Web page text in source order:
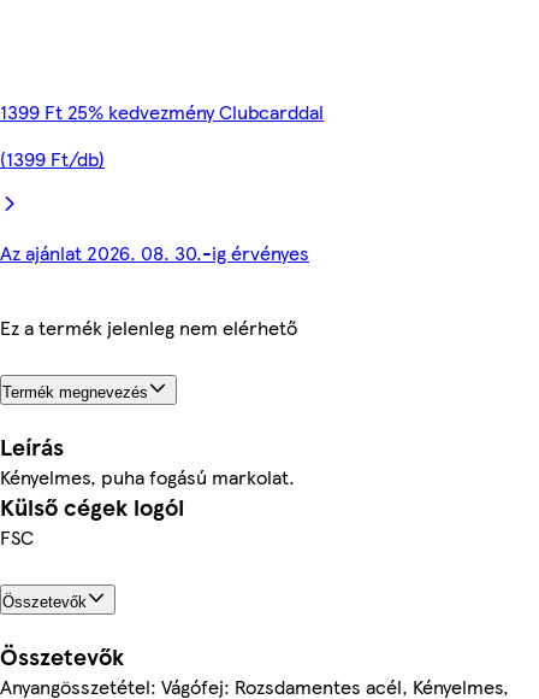
1399 Ft 25% kedvezmény Clubcarddal
(1399 Ft/db)
Az ajánlat 2026. 08. 30.-ig érvényes
Ez a termék jelenleg nem elérhető
Termék megnevezés
Leírás
Kényelmes, puha fogású markolat.
Külső cégek logói
FSC
Összetevők
Összetevők
Anyangösszetétel: Vágófej: Rozsdamentes acél, Kényelmes,